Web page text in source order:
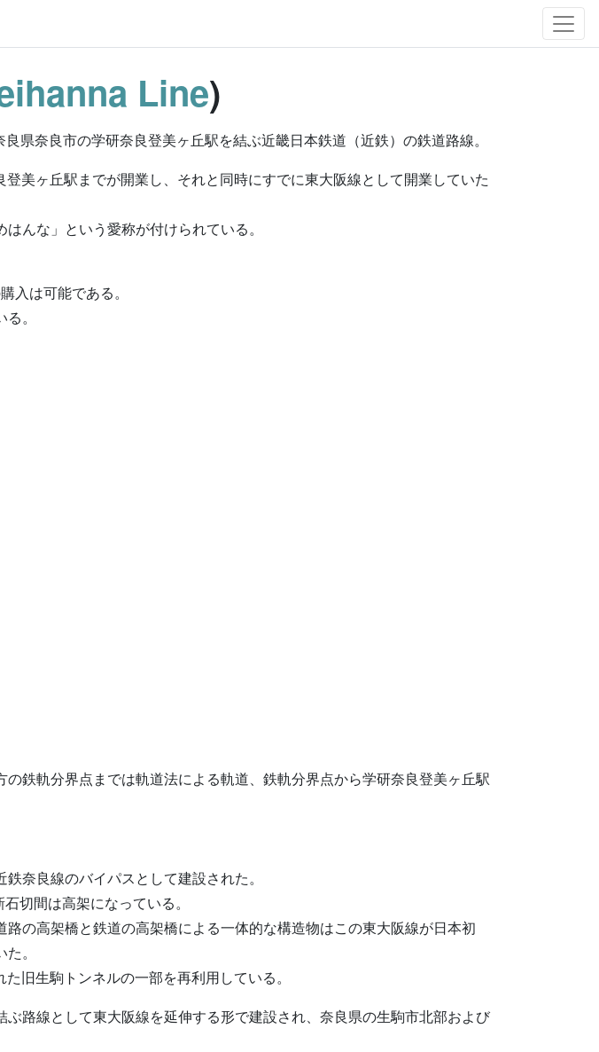
Line)
県奈良市の学研奈良登美ヶ丘駅を結ぶ近畿日本鉄道（近鉄）の鉄道路線。
美ヶ丘駅までが開業し、それと同時にすでに東大阪線として開業していた
んな」という愛称が付けられている。
入は可能である。
。
鉄軌分界点までは軌道法による軌道、鉄軌分界点から学研奈良登美ヶ丘駅
奈良線のバイパスとして建設された。
切間は高架になっている。
の高架橋と鉄道の高架橋による一体的な構造物はこの東大阪線が日本初
。
旧生駒トンネルの一部を再利用している。
路線として東大阪線を延伸する形で建設され、奈良県の生駒市北部および